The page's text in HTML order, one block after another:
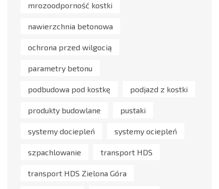
mrozoodporność kostki
nawierzchnia betonowa
ochrona przed wilgocią
parametry betonu
podbudowa pod kostkę podjazd z kostki
produkty budowlane pustaki
systemy dociepleń systemy ociepleń
szpachlowanie transport HDS
transport HDS Zielona Góra